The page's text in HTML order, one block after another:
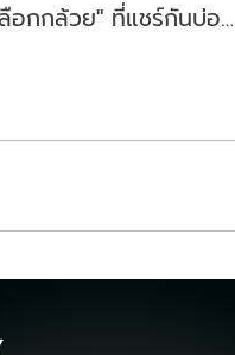
อกกล้วย" ที่แชร์กันบ่อย